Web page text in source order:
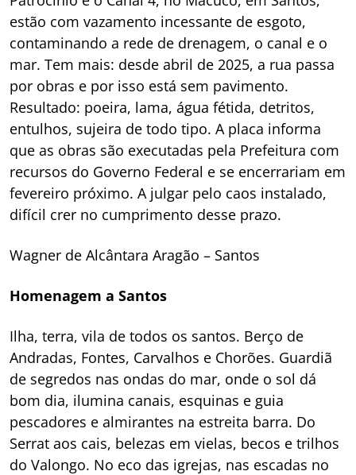
estão com vazamento incessante de esgoto,
contaminando a rede de drenagem, o canal e o
mar. Tem mais: desde abril de 2025, a rua passa
por obras e por isso está sem pavimento.
Resultado: poeira, lama, água fétida, detritos,
entulhos, sujeira de todo tipo. A placa informa
que as obras são executadas pela Prefeitura com
recursos do Governo Federal e se encerrariam em
fevereiro próximo. A julgar pelo caos instalado,
difícil crer no cumprimento desse prazo.
Wagner de Alcântara Aragão – Santos
Homenagem a Santos
Ilha, terra, vila de todos os santos. Berço de
Andradas, Fontes, Carvalhos e Chorões. Guardiã
de segredos nas ondas do mar, onde o sol dá
bom dia, ilumina canais, esquinas e guia
pescadores e almirantes na estreita barra. Do
Serrat aos cais, belezas em vielas, becos e trilhos
do Valongo. No eco das igrejas, nas escadas no